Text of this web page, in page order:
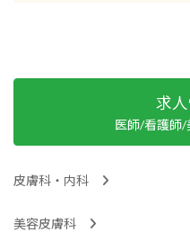
求
医師/看護師/
皮膚科・内科
美容皮膚科